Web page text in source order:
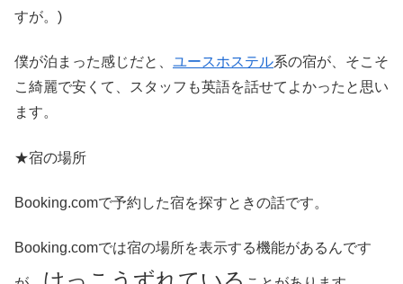
すが。)
僕が泊まった感じだと、 ユースホステル系の宿が、そこそ
こ綺麗で安くて、スタッフも英語を話せてよかったと思い
ます。
★宿の場所
Booking.comで予約した宿を探すときの話です。
Booking.comでは宿の場所を表示する機能があるんです